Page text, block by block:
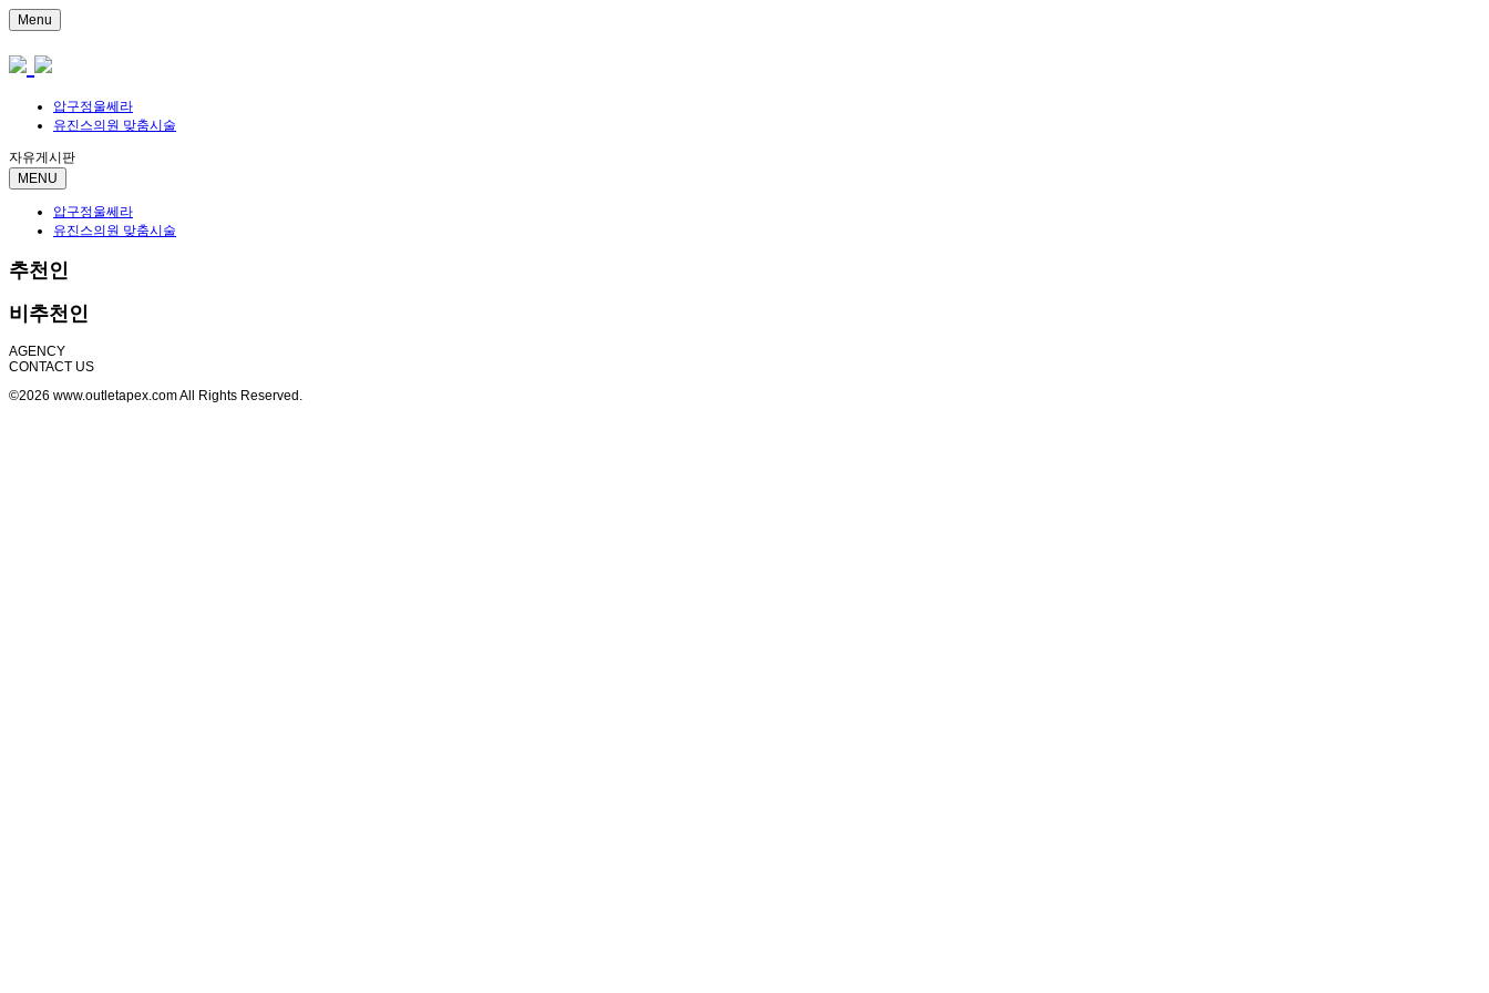
Menu
압구정울쎄라
유진스의원 맞춤시술
자유게시판
MENU
압구정울쎄라
유진스의원 맞춤시술
추천인
비추천인
AGENCY
CONTACT US
©2026 www.outletapex.com All Rights Reserved.